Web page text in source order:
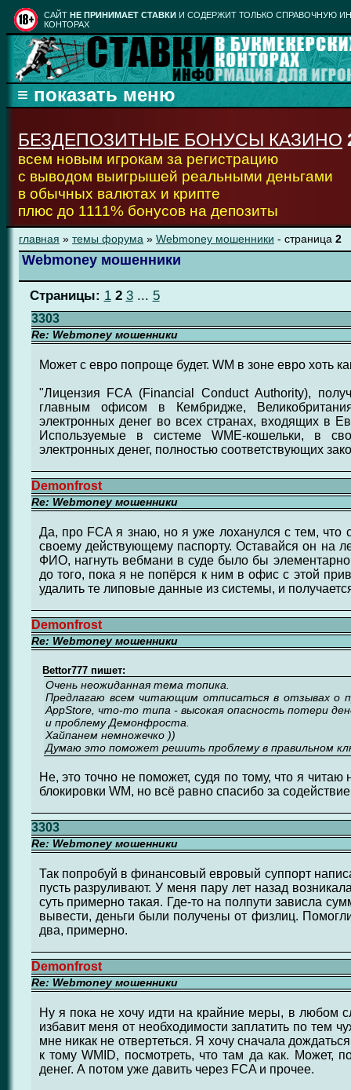
CАЙТ НЕ ПРИНИМАЕТ СТАВКИ И СОДЕРЖИТ ТОЛЬКО СПРАВОЧНУЮ
КОНТОРАХ
БЕЗДЕПОЗИТНЫЕ БОНУСЫ КАЗИНО
всем новым игрокам за регистрацию
с выводом выигрышей реальными деньгами
в обычных валютах и крипте
плюс до 1111% бонусов на депозиты
главная » темы форума » Webmoney мошенники - страница 2
Webmoney мошенники
Страницы: 1 2 3... 5
3303
Re: Webmoney мошенники
Может с евро попроще будет. WM в зоне евро хоть
"Лицензия FCA (Financial Conduct Authority),
главным офисом в Кембридже,
электронных денег во всех странах, входящих в
Используемые в системе WME-кошельки, в
электронных денег, полностью соответствующих
Demonfrost
Re: Webmoney мошенники
Да, про FCA я знаю, но я уже лоханулся с тем, что
своему действующему паспорту. Оставайся он на
ФИО, нагнуть вебмани в суде было бы
до того, пока я не попёрся к ним в офис с этой
удалить те липовые данные из системы, и
Demonfrost
Re: Webmoney мошенники
Bettor777 пишет:
Очень неожиданная тема топика.
Предлагаю всем читающим отписаться в отзывах о
АppStore, что-то типа - высокая опасность потери
и проблему Демонфроста.
Хайпанем немножечко ))
Думаю это поможет решить проблему в правильном
Не, это точно не поможет, судя по тому, что я
блокировки WM, но всё равно спасибо за
3303
Re: Webmoney мошенники
Так попробуй в финансовый евровый суппорт
пусть разруливают. У меня пару лет назад
суть примерно такая. Где-то на полпути зависла
вывести, деньги были получены от физлиц.
два, примерно.
Demonfrost
Re: Webmoney мошенники
Ну я пока не хочу идти на крайние меры, в любом
избавит меня от необходимости заплатить по тем
мне никак не отвертеться. Я хочу сначала
к тому WMID, посмотреть, что там да как. Может,
денег. А потом уже давить через FCA и прочее.